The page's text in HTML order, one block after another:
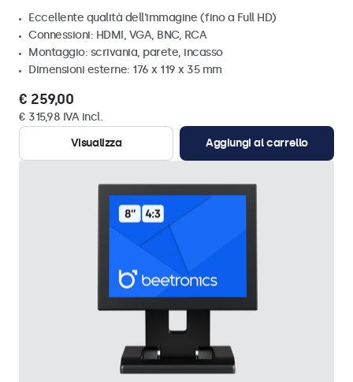
Eccellente qualità dell'immagine (fino a Full HD)
Connessioni: HDMI, VGA, BNC, RCA
Montaggio: scrivania, parete, incasso
Dimensioni esterne: 176 x 119 x 35 mm
€ 259,00
€ 315,98 IVA incl.
Visualizza
Aggiungi al carrello